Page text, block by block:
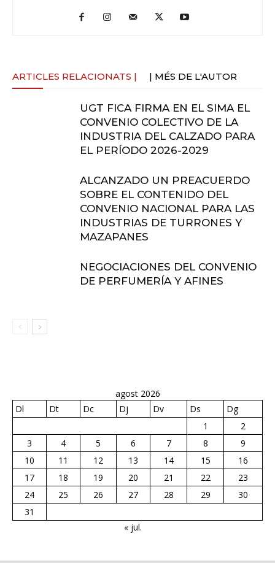
ARTICLES RELACIONATS | | MÉS DE L'AUTOR
UGT FICA FIRMA EN EL SIMA EL
CONVENIO COLECTIVO DE LA
INDUSTRIA DEL CALZADO PARA
EL PERÍODO 2026-2029
ALCANZADO UN PREACUERDO
SOBRE EL CONTENIDO DEL
CONVENIO NACIONAL PARA LAS
INDUSTRIAS DE TURRONES Y
MAZAPANES
NEGOCIACIONES DEL CONVENIO
DE PERFUMERÍA Y AFINES
agost 2026
Dl
Dt Dc Dj Dv Ds
Dg
1
2
3
4 5 6 7 8
9
10
11 12 13 14 15
16
17
18 19 20 21 22
23
24
25 26 27 28 29
30
31
« jul.